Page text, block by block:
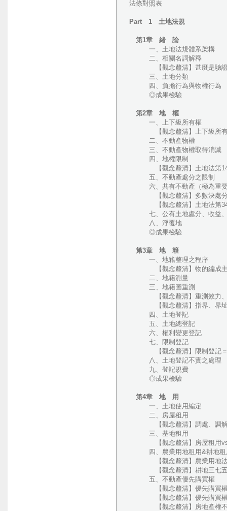
法條對照表
Part 1 土地法規
第1章 緒 論
一、土地法規體系架構
二、相關名詞解釋
【觀念釐清】甚麼是驗證
三、土地分類
四、負擔行為與物權行為
◎成果檢驗
第2章 地 權
一、上下級所有權
【觀念釐清】上下級所有
二、不動產物權
三、不動產物權取得消滅
四、地權限制
【觀念釐清】土地法第14條
五、不動產處分之限制
六、共有不動產（極為重要
【觀念釐清】多數決處分
【觀念釐清】土地法第34條
七、公有土地處分、收益、
八、浮覆地
◎成果檢驗
第3章 地 籍
一、地籍整理之程序
【觀念釐清】物的編成主
二、地籍測量
三、地籍圖重測
【觀念釐清】重測效力、司
【觀念釐清】指界、界址
四、土地登記
五、土地總登記
六、權利變更登記
七、限制登記
【觀念釐清】限制登記＝
八、土地登記不實之處理
九、登記規費
◎成果檢驗
第4章 地 用
一、土地使用編定
二、房屋租用
【觀念釐清】調處、調解
三、基地租用
【觀念釐清】房屋租用vs
四、農業用地租用&耕地租
【觀念釐清】農業用地法
【觀念釐清】耕地三七五減
五、不動產優先購買權
【觀念釐清】優先購買權
【觀念釐清】優先購買權性
【觀念釐清】房地產權不